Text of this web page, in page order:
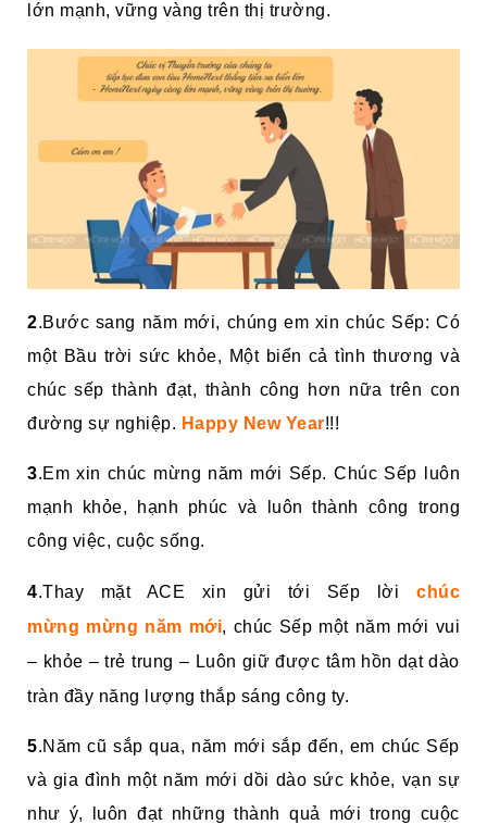
lớn mạnh, vững vàng trên thị trường.
2.Bước sang năm mới, chúng em xin chúc Sếp: Có
một Bầu trời sức khỏe, Một biển cả tình thương và
chúc sếp thành đạt, thành công hơn nữa trên con
đường sự nghiệp. Happy New Year!!!
3.Em xin chúc mừng năm mới Sếp. Chúc Sếp luôn
mạnh khỏe, hạnh phúc và luôn thành công trong
công việc, cuộc sống.
4.Thay mặt ACE xin gửi tới Sếp lời chúc
mừng mừng năm mới, chúc Sếp một năm mới vui
– khỏe – trẻ trung – Luôn giữ được tâm hồn dạt dào
tràn đầy năng lượng thắp sáng công ty.
5.Năm cũ sắp qua, năm mới sắp đến, em chúc Sếp
và gia đình một năm mới dồi dào sức khỏe, vạn sự
như ý, luôn đạt những thành quả mới trong cuộc